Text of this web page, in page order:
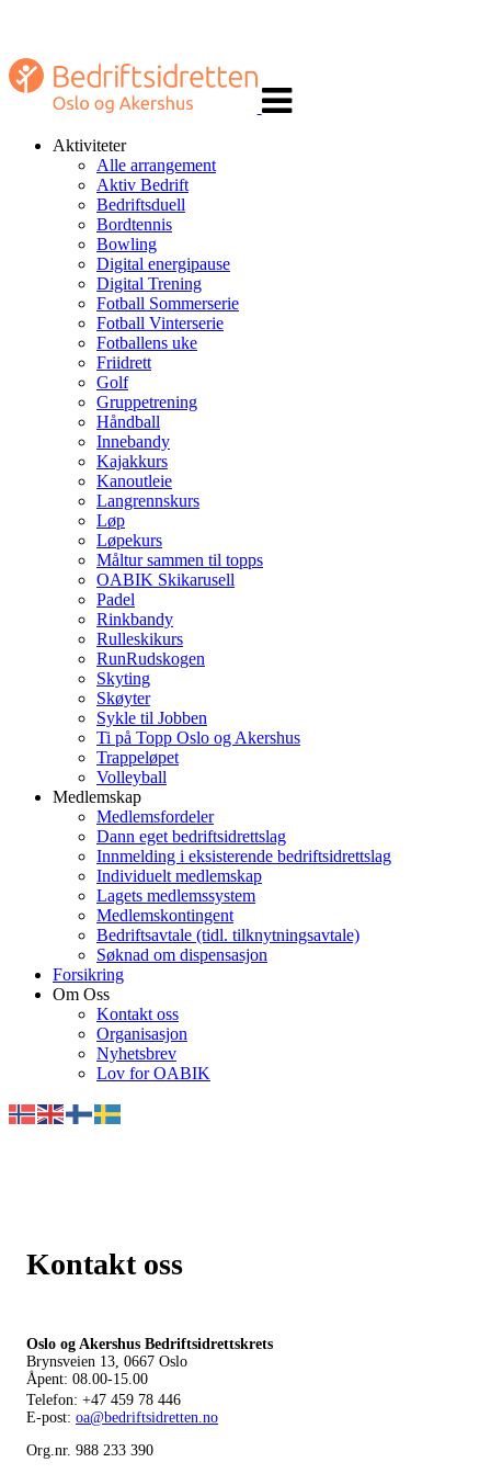
navigasjon
Aktiviteter
Alle arrangement
Aktiv Bedrift
Bedriftsduell
Bordtennis
Bowling
Digital energipause
Digital Trening
Fotball Sommerserie
Fotball Vinterserie
Fotballens uke
Friidrett
Golf
Gruppetrening
Håndball
Innebandy
Kajakkurs
Kanoutleie
Langrennskurs
Løp
Løpekurs
Måltur sammen til topps
OABIK Skikarusell
Padel
Rinkbandy
Rulleskikurs
RunRudskogen
Skyting
Skøyter
Sykle til Jobben
Ti på Topp Oslo og Akershus
Trappeløpet
Volleyball
Medlemskap
Medlemsfordeler
Dann eget bedriftsidrettslag
Innmelding i eksisterende bedriftsidrettslag
Individuelt medlemskap
Lagets medlemssystem
Medlemskontingent
Bedriftsavtale (tidl. tilknytningsavtale)
Søknad om dispensasjon
Forsikring
Om Oss
Kontakt oss
Organisasjon
Nyhetsbrev
Lov for OABIK
Kontakt oss
Oslo og Akershus Bedriftsidrettskrets
Brynsveien 13, 0667 Oslo
Åpent: 08.00-15.00
Telefon: +47 459 78 446
E-post: oa@bedriftsidretten.no
Org.nr. 988 233 390